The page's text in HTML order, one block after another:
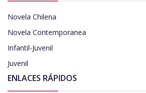
Novela Chilena
Novela Contemporanea
Infantil-Juvenil
Juvenil
ENLACES RÁPIDOS